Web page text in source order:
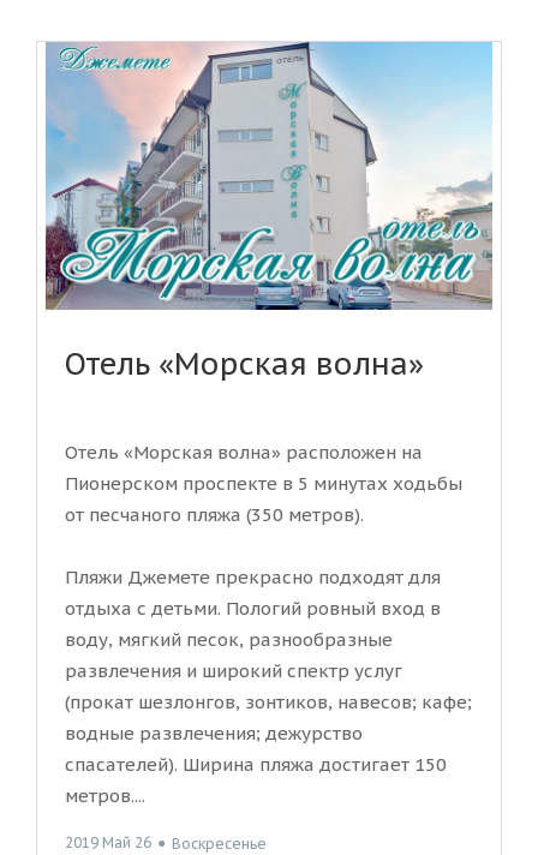
Отель «Морская волна»
Отель «Морская волна» расположен на
Пионерском проспекте в 5 минутах ходьбы
от песчаного пляжа (350 метров).
Пляжи Джемете прекрасно подходят для
отдыха с детьми. Пологий ровный вход в
воду, мягкий песок, разнообразные
развлечения и широкий спектр услуг
(прокат шезлонгов, зонтиков, навесов; кафе;
водные развлечения; дежурство
спасателей). Ширина пляжа достигает 150
метров....
2019 Май 26 ● Воскресенье